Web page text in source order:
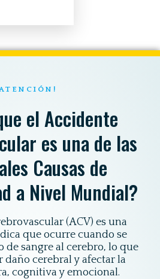
el Accidente
es una de las
Causas de
a Nivel Mundial?
(ACV) es una
que ocurre cuando se
sangre al cerebro, lo que
daño cerebral y afectar la
cognitiva y emocional.